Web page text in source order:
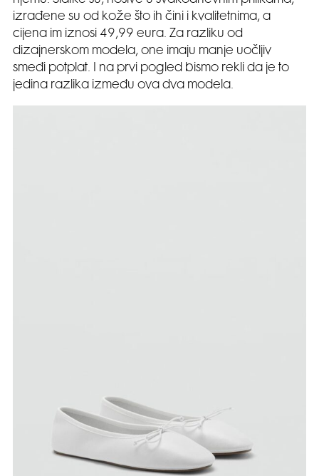
izrađene su od kože što ih čini i kvalitetnima, a
cijena im iznosi 49,99 eura. Za razliku od
dizajnerskom modela, one imaju manje uočljiv
smeđi potplat. I na prvi pogled bismo rekli da je to
jedina razlika između ova dva modela.